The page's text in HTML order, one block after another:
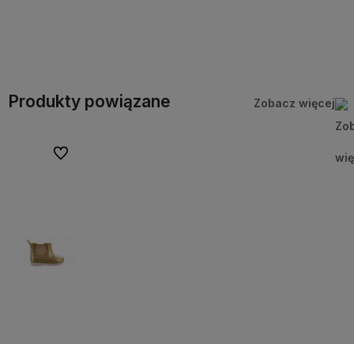
Produkty powiązane Zobacz więcej
Do ulubionych